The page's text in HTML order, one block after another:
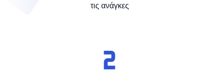
τις ανάγκες